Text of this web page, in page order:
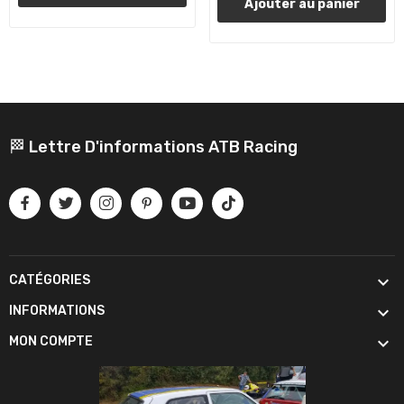
Ajouter au panier
🏁 Lettre D'informations ATB Racing
CATÉGORIES 
INFORMATIONS 
MON COMPTE 